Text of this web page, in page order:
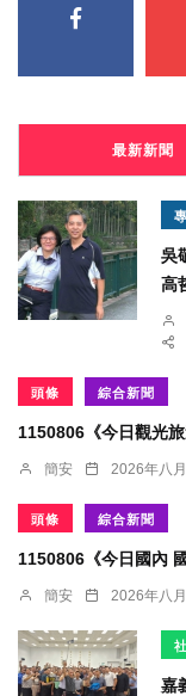
最新新聞
吳
高
頭條 綜合新聞
1150806《今日觀光旅
簡安 2026年八
頭條 綜合新聞
1150806《今日國內
簡安 2026年八
嘉